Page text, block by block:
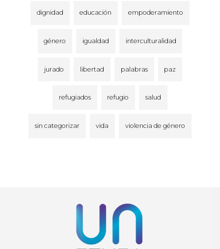
dignidad educación empoderamiento
género igualdad interculturalidad
jurado libertad palabras paz
refugiados refugio salud
sin categorizar vida violencia de género